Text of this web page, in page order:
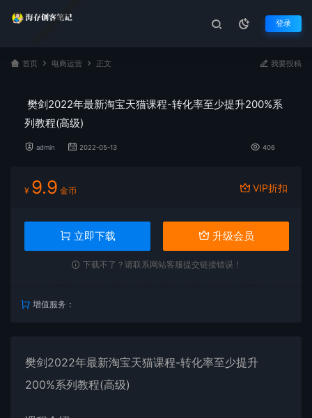
登录
首页 电商运营 正文 我要投稿
樊剑2022年最新淘宝天猫课程-转化率至少提升200%系
列教程(高级)
admin 2022-05-13 406
¥ 9.9 金币 VIP折扣
立即下载 升级会员
下载不了？请联系网站客服提交链接错误！
增值服务：
樊剑2022年最新淘宝天猫课程-转化率至少提升
200%系列教程(高级)